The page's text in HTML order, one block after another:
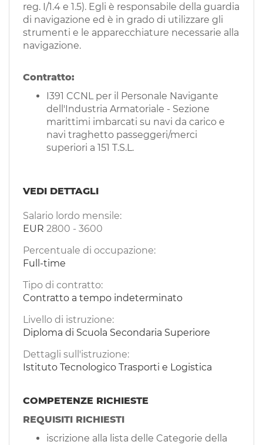
PT
reg. I/1.4 e 1.5). Egli è responsabile della guardia
di navigazione ed è in grado di utilizzare gli
strumenti e le apparecchiature necessarie alla
navigazione.
Contratto:
I391 CCNL per il Personale Navigante
dell'Industria Armatoriale - Sezione
marittimi imbarcati su navi da carico e
navi traghetto passeggeri/merci
superiori a 151 T.S.L.
VEDI DETTAGLI
Salario lordo mensile:
EUR 2800 - 3600
Percentuale di occupazione:
Full-time
Tipo di contratto:
Contratto a tempo indeterminato
Livello di istruzione:
Diploma di Scuola Secondaria Superiore
Dettagli sull'istruzione:
Istituto Tecnologico Trasporti e Logistica
COMPETENZE RICHIESTE
REQUISITI RICHIESTI
iscrizione alla lista delle Categorie della